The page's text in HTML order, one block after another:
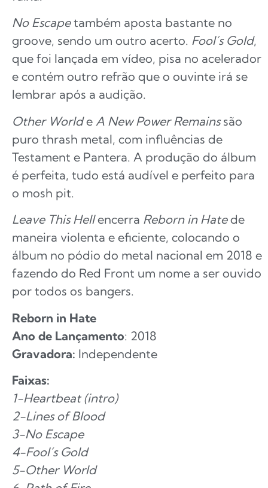
No Escapetambém aposta bastante no
groove, sendo um outro acerto. Fool´s Gold,
que foi lançada em vídeo, pisa no acelerador
e contém outro refrão que o ouvinte irá se
lembrar após a audição.
Other Worlde A New Power Remainssão
puro thrash metal, com influências de
Testament e Pantera. A produção do álbum
é perfeita, tudo está audível e perfeito para
o mosh pit.
Leave This Hellencerra Reborn in Hatede
maneira violenta e eficiente, colocando o
álbum no pódio do metal nacional em 2018 e
fazendo do Red Front um nome a ser ouvido
por todos os bangers.
Reborn in Hate
Ano de Lançamento: 2018
Gravadora: Independente
Faixas:
1-Heartbeat (intro)
2-Lines of Blood
3-No Escape
4-Fool´s Gold
5-Other World